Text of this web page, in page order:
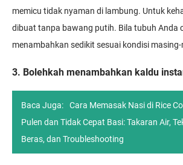
memicu tidak nyaman di lambung. Untuk
dibuat tanpa bawang putih. Bila tubuh Anda
menambahkan sedikit sesuai kondisi
3. Bolehkah menambahkan kaldu
Baca Juga:
Cara Memasak Nasi di Rice
Pulen dan Tidak Cepat Basi: Takaran Air,
Beras, dan Troubleshooting